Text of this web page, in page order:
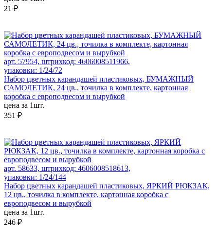
21 ₽
арт. 57954, штрихкод: 4606008511966,
упаковки: 1/24/72
Набор цветных карандашей пластиковых, БУМАЖНЫЙ
САМОЛЕТИК, 24 цв., точилка в комплекте, картонная
коробка с европодвесом и вырубкой
цена за 1шт.
351 ₽
арт. 58633, штрихкод: 4606008518613,
упаковки: 1/24/144
Набор цветных карандашей пластиковых, ЯРКИЙ РЮКЗАК,
12 цв., точилка в комплекте, картонная коробка с
европодвесом и вырубкой
цена за 1шт.
246 ₽